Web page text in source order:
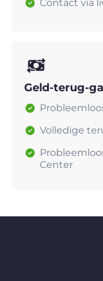
Contact via
Geld-terug-
Volledige
Center